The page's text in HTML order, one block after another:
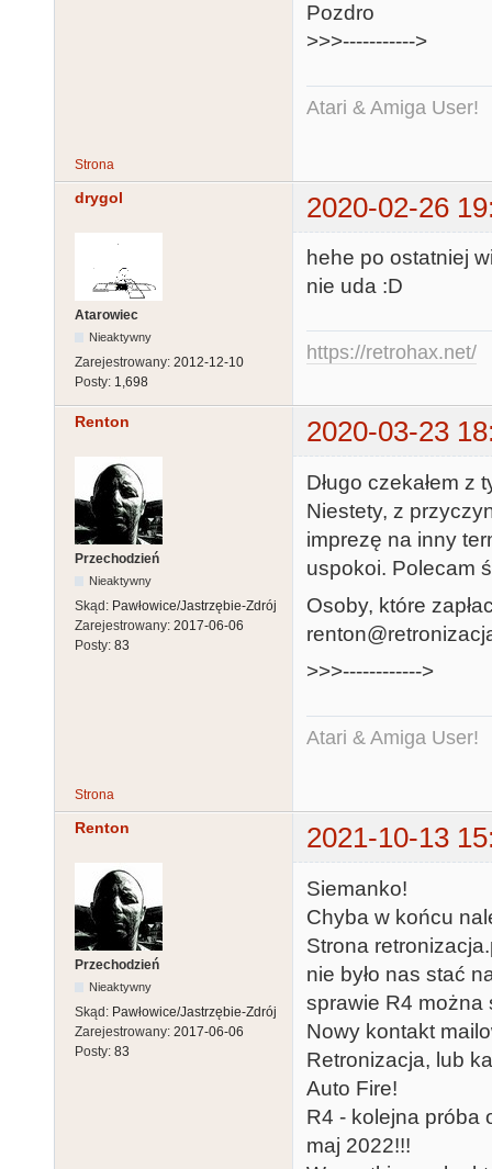
Pozdro
>>>----------->
Atari & Amiga User!
Strona
drygol 2020-02-26
Atarowiec
Nieaktywny
Zarejestrowany: 2012-12-10
Posty: 1,698
hehe po ostatniej
nie uda :D
https://retrohax.net/
Renton 2020-03-23
Przechodzień
Nieaktywny
Skąd: Pawłowice/Jastrzębie-Zdrój
Zarejestrowany: 2017-06-06
Posty: 83
Długo czekałem z
Niestety, z
imprezę na inny
uspokoi. Polecam
Osoby, które
>>>------------>
Atari & Amiga User!
Strona
Renton 2021-10-13
Przechodzień
Nieaktywny
Skąd: Pawłowice/Jastrzębie-Zdrój
Zarejestrowany: 2017-06-06
Posty: 83
Siemanko!
Chyba w końcu
Strona
nie było nas stać
sprawie R4 można
Nowy kontakt
Retronizacja, lub
Auto Fire!
R4 - kolejna próba
maj 2022!!!